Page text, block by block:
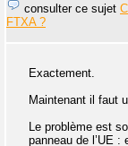
consulter ce sujet
FTXA ?
Exactement.
Maintenant il faut
Le problème est
panneau de l’UE